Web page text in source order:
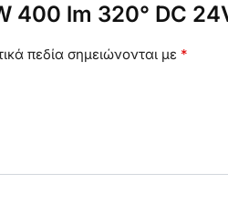
400 lm 320° DC
πεδία σημειώνονται με *